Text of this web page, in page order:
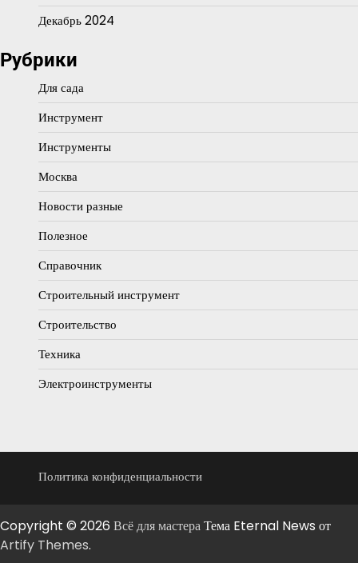
Декабрь 2024
Рубрики
Для сада
Инструмент
Инструменты
Москва
Новости разные
Полезное
Справочник
Строительный инструмент
Строительство
Техника
Электроинструменты
Политика конфиденциальности
Copyright © 2026 Всё для мастераТема Eternal News от
Artify Themes.